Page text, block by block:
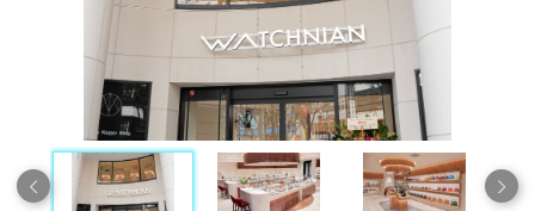
お役立ち情報
お問い合わせ